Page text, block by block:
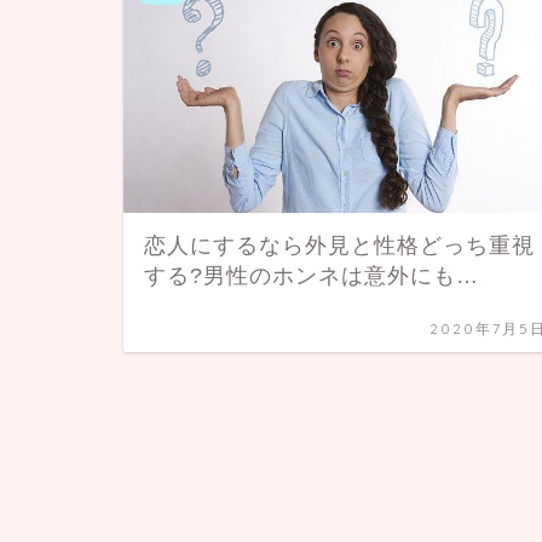
恋人にするなら外見と性格どっち重視
する?男性のホンネは意外にも…
2020年7月5